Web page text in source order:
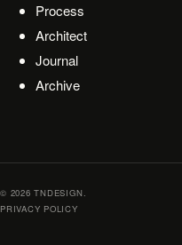
Process
Architect
Journal
Archive
© 2026 TNDESIGN.
PRIVACY POLICY